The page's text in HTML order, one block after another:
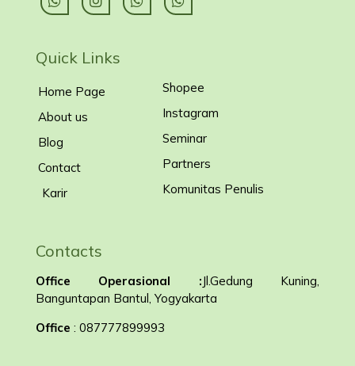
Quick Links
Home Page
About us
Blog
Contact
Karir
Shopee
Instagram
Seminar
Partners
Komunitas Penulis
Contacts
Office Operasional :Jl.Gedung Kuning,
Banguntapan Bantul, Yogyakarta
Office : 087777899993